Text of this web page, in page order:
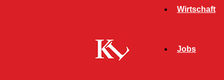
Wirtschaft
Jobs